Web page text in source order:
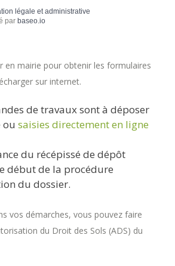
légale et administrative
par baseo.io
en mairie pour obtenir les formulaires
sur internet.
de travaux sont à déposer
ou saisies directement en ligne
du récépissé de dépôt
début de la procédure
du dossier.
vos démarches, vous pouvez faire
du Droit des Sols (ADS) du